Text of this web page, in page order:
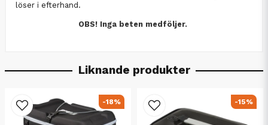
löser i efterhand.
OBS! Inga beten medföljer.
Liknande produkter
-18% -15%